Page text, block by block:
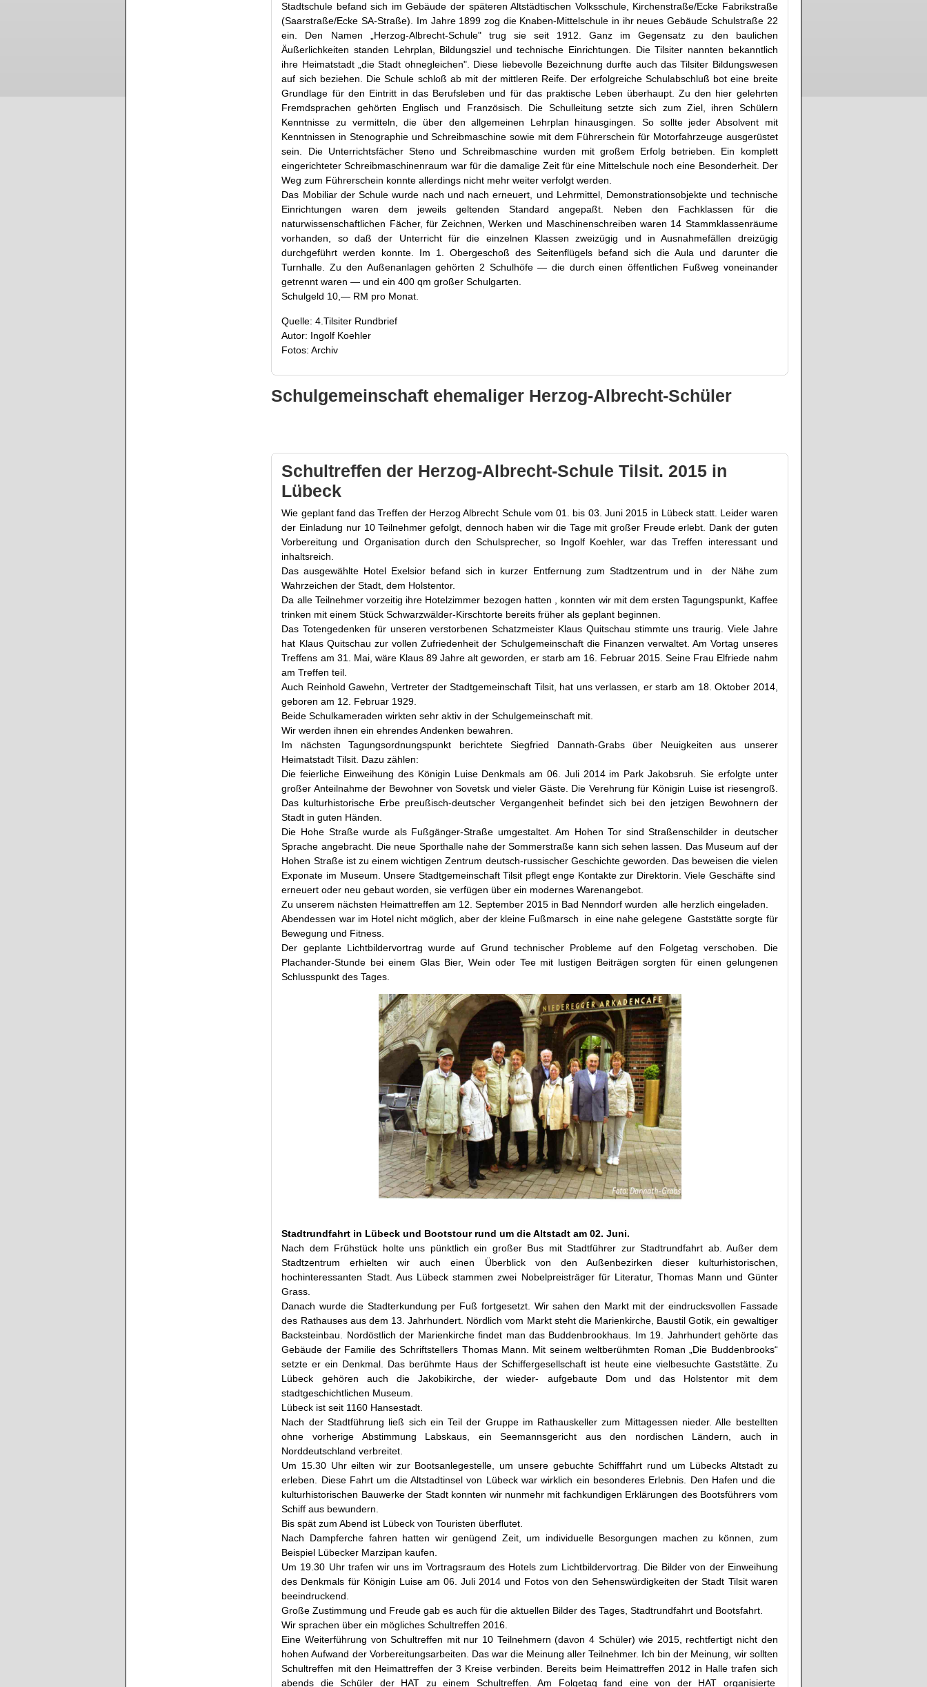
Stadtschule befand sich im Gebäude der späteren Altstädtischen Volksschule, Kirchenstraße/Ecke Fabrikstraße
(Saarstraße/Ecke SA-Straße). Im Jahre 1899 zog die Knaben-Mittelschule in ihr neues Gebäude Schulstraße 22
ein. Den Namen „Herzog-Albrecht-Schule" trug sie seit 1912. Ganz im Gegensatz zu den baulichen
Äußerlichkeiten standen Lehrplan, Bildungsziel und technische Einrichtungen. Die Tilsiter nannten bekanntlich
ihre Heimatstadt „die Stadt ohnegleichen". Diese liebevolle Bezeichnung durfte auch das Tilsiter Bildungswesen
auf sich beziehen. Die Schule schloß ab mit der mittleren Reife. Der erfolgreiche Schulabschluß bot eine breite
Grundlage für den Eintritt in das Berufsleben und für das praktische Leben überhaupt. Zu den hier gelehrten
Fremdsprachen gehörten Englisch und Französisch. Die Schulleitung setzte sich zum Ziel, ihren Schülern
Kenntnisse zu vermitteln, die über den allgemeinen Lehrplan hinausgingen. So sollte jeder Absolvent mit
Kenntnissen in Stenographie und Schreibmaschine sowie mit dem Führerschein für Motorfahrzeuge ausgerüstet
sein. Die Unterrichtsfächer Steno und Schreibmaschine wurden mit großem Erfolg betrieben. Ein komplett
eingerichteter Schreibmaschinenraum war für die damalige Zeit für eine Mittelschule noch eine Besonderheit. Der
Weg zum Führerschein konnte allerdings nicht mehr weiter verfolgt werden.
Das Mobiliar der Schule wurde nach und nach erneuert, und Lehrmittel, Demonstrationsobjekte und technische
Einrichtungen waren dem jeweils geltenden Standard angepaßt. Neben den Fachklassen für die
naturwissenschaftlichen Fächer, für Zeichnen, Werken und Maschinenschreiben waren 14 Stammklassenräume
vorhanden, so daß der Unterricht für die einzelnen Klassen zweizügig und in Ausnahmefällen dreizügig
durchgeführt werden konnte. Im 1. Obergeschoß des Seitenflügels befand sich die Aula und darunter die
Turnhalle. Zu den Außenanlagen gehörten 2 Schulhöfe — die durch einen öffentlichen Fußweg voneinander
getrennt waren — und ein 400 qm großer Schulgarten.
Schulgeld 10,— RM pro Monat.
Quelle: 4.Tilsiter Rundbrief
Autor: Ingolf Koehler
Fotos: Archiv
Schulgemeinschaft ehemaliger Herzog-Albrecht-Schüler
Schultreffen der Herzog-Albrecht-Schule Tilsit. 2015 in
Lübeck
Wie geplant fand das Treffen der Herzog Albrecht Schule vom 01. bis 03. Juni 2015 in Lübeck statt. Leider waren
der Einladung nur 10 Teilnehmer gefolgt, dennoch haben wir die Tage mit großer Freude erlebt. Dank der guten
Vorbereitung und Organisation durch den Schulsprecher, so Ingolf Koehler, war das Treffen interessant und
inhaltsreich.
Das ausgewählte Hotel Exelsior befand sich in kurzer Entfernung zum Stadtzentrum und in der Nähe zum
Wahrzeichen der Stadt, dem Holstentor.
Da alle Teilnehmer vorzeitig ihre Hotelzimmer bezogen hatten , konnten wir mit dem ersten Tagungspunkt, Kaffee
trinken mit einem Stück Schwarzwälder-Kirschtorte bereits früher als geplant beginnen.
Das Totengedenken für unseren verstorbenen Schatzmeister Klaus Quitschau stimmte uns traurig. Viele Jahre
hat Klaus Quitschau zur vollen Zufriedenheit der Schulgemeinschaft die Finanzen verwaltet. Am Vortag unseres
Treffens am 31. Mai, wäre Klaus 89 Jahre alt geworden, er starb am 16. Februar 2015. Seine Frau Elfriede nahm
am Treffen teil.
Auch Reinhold Gawehn, Vertreter der Stadtgemeinschaft Tilsit, hat uns verlassen, er starb am 18. Oktober 2014,
geboren am 12. Februar 1929.
Beide Schulkameraden wirkten sehr aktiv in der Schulgemeinschaft mit.
Wir werden ihnen ein ehrendes Andenken bewahren.
Im nächsten Tagungsordnungspunkt berichtete Siegfried Dannath-Grabs über Neuigkeiten aus unserer
Heimatstadt Tilsit. Dazu zählen:
Die feierliche Einweihung des Königin Luise Denkmals am 06. Juli 2014 im Park Jakobsruh. Sie erfolgte unter
großer Anteilnahme der Bewohner von Sovetsk und vieler Gäste. Die Verehrung für Königin Luise ist riesengroß.
Das kulturhistorische Erbe preußisch-deutscher Vergangenheit befindet sich bei den jetzigen Bewohnern der
Stadt in guten Händen.
Die Hohe Straße wurde als Fußgänger-Straße umgestaltet. Am Hohen Tor sind Straßenschilder in deutscher
Sprache angebracht. Die neue Sporthalle nahe der Sommerstraße kann sich sehen lassen. Das Museum auf der
Hohen Straße ist zu einem wichtigen Zentrum deutsch-russischer Geschichte geworden. Das beweisen die vielen
Exponate im Museum. Unsere Stadtgemeinschaft Tilsit pflegt enge Kontakte zur Direktorin. Viele Geschäfte sind
erneuert oder neu gebaut worden, sie verfügen über ein modernes Warenangebot.
Zu unserem nächsten Heimattreffen am 12. September 2015 in Bad Nenndorf wurden alle herzlich eingeladen.
Abendessen war im Hotel nicht möglich, aber der kleine Fußmarsch in eine nahe gelegene Gaststätte sorgte für
Bewegung und Fitness.
Der geplante Lichtbildervortrag wurde auf Grund technischer Probleme auf den Folgetag verschoben. Die
Plachander-Stunde bei einem Glas Bier, Wein oder Tee mit lustigen Beiträgen sorgten für einen gelungenen
Schlusspunkt des Tages.
Stadtrundfahrt in Lübeck und Bootstour rund um die Altstadt am 02. Juni.
Nach dem Frühstück holte uns pünktlich ein großer Bus mit Stadtführer zur Stadtrundfahrt ab. Außer dem
Stadtzentrum erhielten wir auch einen Überblick von den Außenbezirken dieser kulturhistorischen,
hochinteressanten Stadt. Aus Lübeck stammen zwei Nobelpreisträger für Literatur, Thomas Mann und Günter
Grass.
Danach wurde die Stadterkundung per Fuß fortgesetzt. Wir sahen den Markt mit der eindrucksvollen Fassade
des Rathauses aus dem 13. Jahrhundert. Nördlich vom Markt steht die Marienkirche, Baustil Gotik, ein gewaltiger
Backsteinbau. Nordöstlich der Marienkirche findet man das Buddenbrookhaus. Im 19. Jahrhundert gehörte das
Gebäude der Familie des Schriftstellers Thomas Mann. Mit seinem weltberühmten Roman „Die Buddenbrooks“
setzte er ein Denkmal. Das berühmte Haus der Schiffergesellschaft ist heute eine vielbesuchte Gaststätte. Zu
Lübeck gehören auch die Jakobikirche, der wieder- aufgebaute Dom und das Holstentor mit dem
stadtgeschichtlichen Museum.
Lübeck ist seit 1160 Hansestadt.
Nach der Stadtführung ließ sich ein Teil der Gruppe im Rathauskeller zum Mittagessen nieder. Alle bestellten
ohne vorherige Abstimmung Labskaus, ein Seemannsgericht aus den nordischen Ländern, auch in
Norddeutschland verbreitet.
Um 15.30 Uhr eilten wir zur Bootsanlegestelle, um unsere gebuchte Schifffahrt rund um Lübecks Altstadt zu
erleben. Diese Fahrt um die Altstadtinsel von Lübeck war wirklich ein besonderes Erlebnis. Den Hafen und die
kulturhistorischen Bauwerke der Stadt konnten wir nunmehr mit fachkundigen Erklärungen des Bootsführers vom
Schiff aus bewundern.
Bis spät zum Abend ist Lübeck von Touristen überflutet.
Nach Dampferche fahren hatten wir genügend Zeit, um individuelle Besorgungen machen zu können, zum
Beispiel Lübecker Marzipan kaufen.
Um 19.30 Uhr trafen wir uns im Vortragsraum des Hotels zum Lichtbildervortrag. Die Bilder von der Einweihung
des Denkmals für Königin Luise am 06. Juli 2014 und Fotos von den Sehenswürdigkeiten der Stadt Tilsit waren
beeindruckend.
Große Zustimmung und Freude gab es auch für die aktuellen Bilder des Tages, Stadtrundfahrt und Bootsfahrt.
Wir sprachen über ein mögliches Schultreffen 2016.
Eine Weiterführung von Schultreffen mit nur 10 Teilnehmern (davon 4 Schüler) wie 2015, rechtfertigt nicht den
hohen Aufwand der Vorbereitungsarbeiten. Das war die Meinung aller Teilnehmer. Ich bin der Meinung, wir sollten
Schultreffen mit den Heimattreffen der 3 Kreise verbinden. Bereits beim Heimattreffen 2012 in Halle trafen sich
abends die Schüler der HAT zu einem Schultreffen. Am Folgetag fand eine von der HAT organisierte